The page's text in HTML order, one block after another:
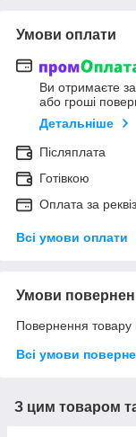
Умови оплати
Ви отримаєте
або гроші
Детальніше
Післяплата
Готівкою
Оплата за
Всі умови оплати
Умови
Повернення товару
Всі умови
З цим товаром